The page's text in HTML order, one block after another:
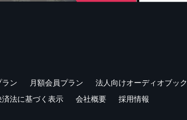
ン 月額会員プラン
法人向けオーディオブック
済法に基づく表示 会社概要 採用情報